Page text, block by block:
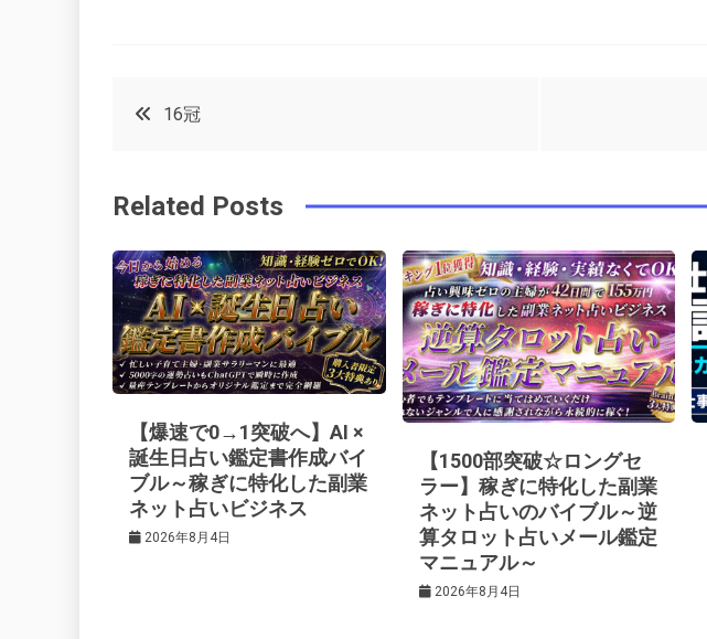
o
k
t
r
e
t
in
投
ナ
ビ
ゲ
ー
シ
ョ
16冠
Related Posts
【爆速で0→1突破へ】AI ×
誕生日占い鑑定書作成バイ
ブル～稼ぎに特化した副業
ネット占いビジネス
2026年8月4日
【1500部突破☆ロングセ
ラー】稼ぎに特化した副業
ネット占いのバイブル～逆
算タロット占いメール鑑定
マニュアル～
2026年8月4日